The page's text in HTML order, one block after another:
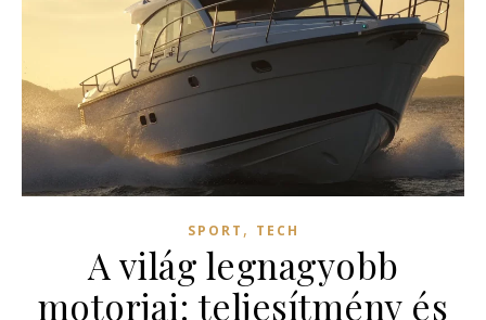
SPORT , TECH
A világ legnagyobb
motorjai: teljesítmény és